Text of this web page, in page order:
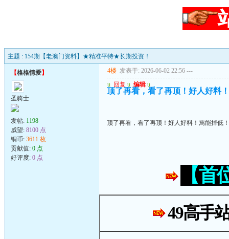
主题 : 154期【老澳门资料】★精准平特★长期投资！
【格格情爱】
圣骑士
发帖: 1198
威望: 8100 点
铜币: 3611 枚
贡献值: 0 点
好评度: 0 点
4楼 发表于: 2026-06-02 22:56 ---
u 回复 u 编辑 u
顶了再看，看了再顶！好人好料
顶了再看，看了再顶！好人好料！焉能掉低！
【
49高手